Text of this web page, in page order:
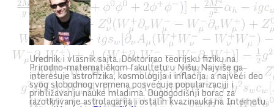
Urednik i vlasnik sajta. Doktorirao teorijsku fiziku na
Prirodno-matematičkom fakultetu u Nišu. Najviše ga
interesuje astrofizika, kosmologija i inflacija, a najveći deo
svog slobodnog vremena posvećuje popularizaciji i
približavanju nauke mladima. Dugogodišnji borac za
razotkrivanje astrolagarija i ostalih kvazinauka na Internetu,